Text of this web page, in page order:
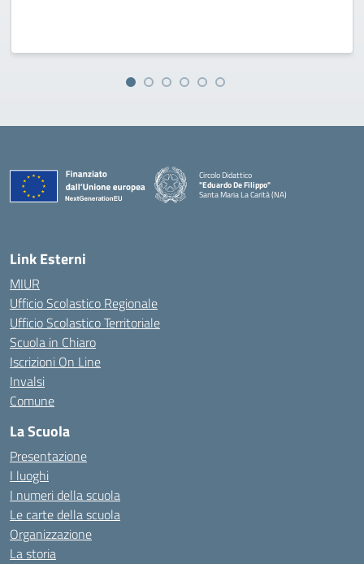
Circolo Didattico
"Eduardo De Filippo"
Santa Maria La Carità (NA)
Link Esterni
MIUR
Ufficio Scolastico Regionale
Ufficio Scolastico Territoriale
Scuola in Chiaro
Iscrizioni On Line
Invalsi
Comune
La Scuola
Presentazione
I luoghi
I numeri della scuola
Le carte della scuola
Organizzazione
La storia